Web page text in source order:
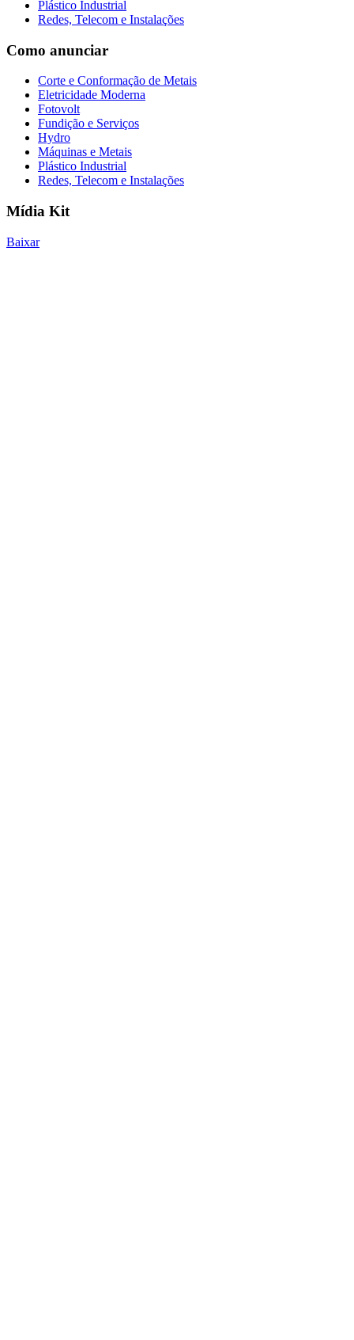
Plástico Industrial
Redes, Telecom e Instalações
Como anunciar
Corte e Conformação de Metais
Eletricidade Moderna
Fotovolt
Fundição e Serviços
Hydro
Máquinas e Metais
Plástico Industrial
Redes, Telecom e Instalações
Mídia Kit
Baixar